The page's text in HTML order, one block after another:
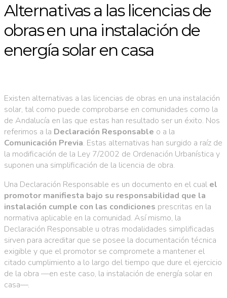
Alternativas a las licencias de
obras en una instalación de
energía solar en casa
Existen alternativas a las licencias de obras en una instalación
solar, tal como puede comprobarse en comunidades como la
de Andalucía en las que estas han resultado ser un éxito. Nos
referimos a la Declaración Responsable o a la
Comunicación Previa. Estas alternativas han surgido a raíz de
la modificación de la Ley 7/2002 de Ordenación Urbanística y
suponen una simplificación de la licencia de obra.
Una Declaración Responsable es un documento en el cual el
promotor manifiesta bajo su responsabilidad que la
instalación cumple con las condiciones prescritas en la
normativa aplicable en la comunidad. Así mismo, la
Declaración Responsable u otras modalidades simplificadas
sirven para acreditar que se posee la documentación técnica
exigible y que el promotor se compromete a mantener el
citado cumplimiento a lo largo del tiempo que dure el ejercicio
de la obra —en este caso, la instalación de energía solar en
casa—.